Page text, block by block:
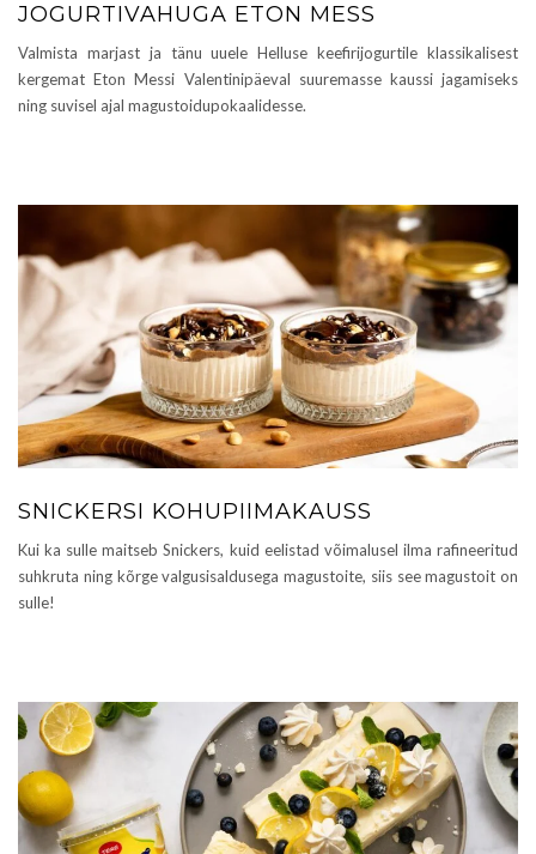
JOGURTIVAHUGA ETON MESS
Valmista marjast ja tänu uuele Helluse keefirijogurtile klassikalisest
kergemat Eton Messi Valentinipäeval suuremasse kaussi jagamiseks
ning suvisel ajal magustoidupokaalidesse.
SNICKERSI KOHUPIIMAKAUSS
Kui ka sulle maitseb Snickers, kuid eelistad võimalusel ilma rafineeritud
suhkruta ning kõrge valgusisaldusega magustoite, siis see magustoit on
sulle!